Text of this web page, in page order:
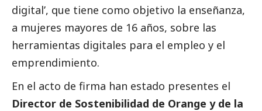
digital’, que tiene como objetivo la enseñanza,
a mujeres mayores de 16 años, sobre las
herramientas digitales para el empleo y el
emprendimiento.
En el acto de firma han estado presentes el
Director de Sostenibilidad de Orange y de la